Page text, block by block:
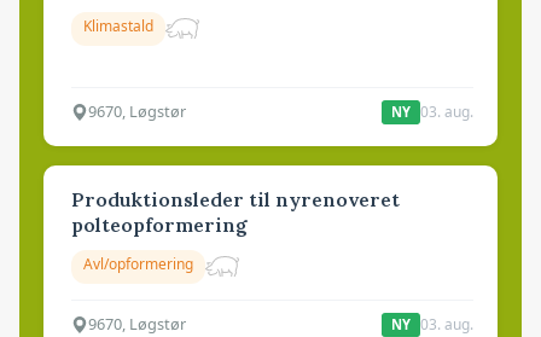
Klimastald
9670, Løgstør NY 03. aug.
Produktionsleder til nyrenoveret
polteopformering
Avl/opformering
9670, Løgstør NY 03. aug.